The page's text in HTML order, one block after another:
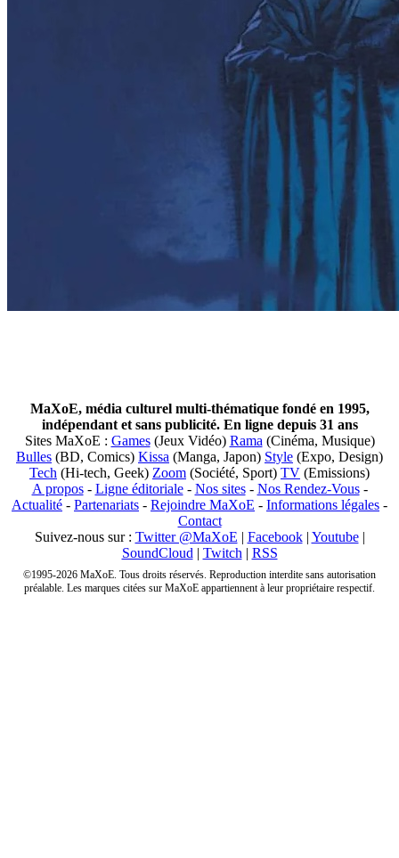
MaXoE, média culturel multi-thématique fondé en 1995,
indépendant et sans publicité. En ligne depuis 31 ans
Sites MaXoE : Games(Jeux Vidéo) Rama (Cinéma, Musique)
Bulles (BD, Comics) Kissa (Manga, Japon) Style (Expo, Design)
Tech (Hi-tech, Geek) Zoom (Société, Sport) TV (Emissions)
A propos- Ligne éditoriale- Nos sites- Nos Rendez-Vous-
Actualité - Partenariats - Rejoindre MaXoE - Informations légales -
Contact
Suivez-nous sur : Twitter @MaXoE | Facebook| Youtube|
SoundCloud | Twitch | RSS
©1995-2026 MaXoE. Tous droits réservés. Reproduction interdite sans autorisation
préalable. Les marques citées sur MaXoE appartiennent à leur propriétaire respectif.